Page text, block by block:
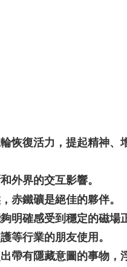
恢復活力，提起精神
外界的交互影響。
赤鐵礦是絕佳的夥伴。
明確感受到穩定的磁場
等行業的朋友使用。
帶有隱藏意圖的事物，